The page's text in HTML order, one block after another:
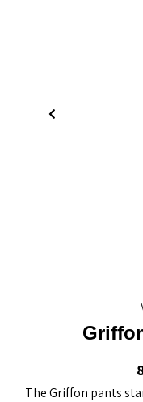
The Griffon pants